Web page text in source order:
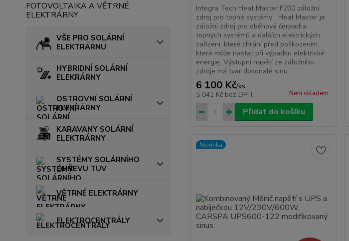
FOTOVOLTAIKA A VĚTRNÉ
ELEKTRÁRNY
VŠE PRO SOLÁRNÍ
ELEKTRÁRNU
HYBRIDNÍ SOLÁRNÍ
ELEKRÁRNY
OSTROVNÍ SOLÁRNÍ
ELEKRÁRNY
KARAVANY SOLÁRNÍ
ELEKTRÁRNY
SYSTÉMY SOLÁRNÍHO
OHŘEVU TUV
VĚTRNÉ ELEKTRÁRNY
ELEKTROCENTRÁLY
Integra Tech Heat Master F200 záložní
zdroj pro topné systémy Heat Master je
záložní zdroj pro oběhová čerpadla
topných systémů a dalších elektrických
zařízení, které chrání před poškozením,
které může nastat při výpadku elektrické
energie. Výstupní napětí ze záložního
zdroje má tvar dokonalé sinu...
6 100 Kč/ks
5 041 Kč bez DPH Není skladem
Přidat do košíku
Novinka